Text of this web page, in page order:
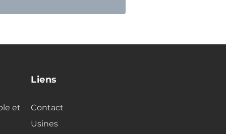
et
Liens
Contact
Usines